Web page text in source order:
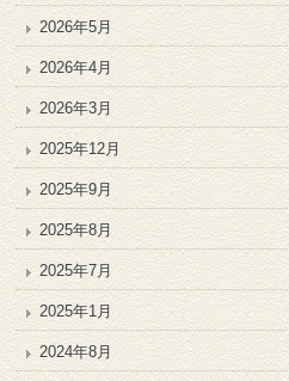
2026年5月
2026年4月
2026年3月
2025年12月
2025年9月
2025年8月
2025年7月
2025年1月
2024年8月